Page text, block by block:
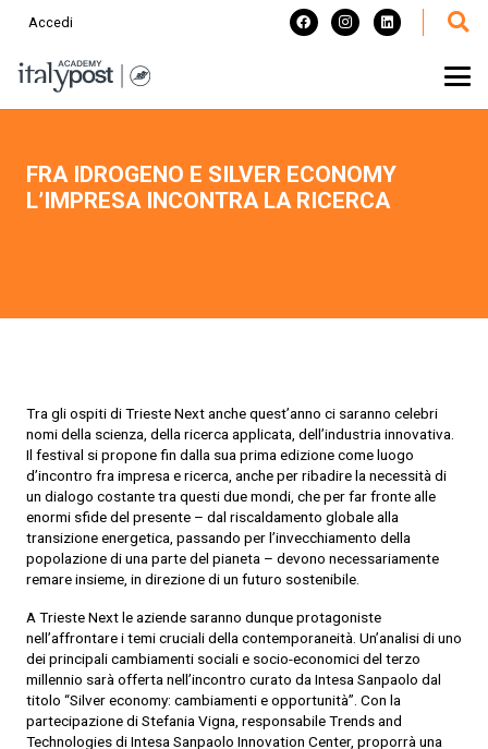
Accedi
FRA IDROGENO E SILVER ECONOMY
L’IMPRESA INCONTRA LA RICERCA
Tra gli ospiti di Trieste Next anche quest’anno ci saranno celebri
nomi della scienza, della ricerca applicata, dell’industria innovativa.
Il festival si propone fin dalla sua prima edizione come luogo
d’incontro fra impresa e ricerca, anche per ribadire la necessità di
un dialogo costante tra questi due mondi, che per far fronte alle
enormi sfide del presente – dal riscaldamento globale alla
transizione energetica, passando per l’invecchiamento della
popolazione di una parte del pianeta – devono necessariamente
remare insieme, in direzione di un futuro sostenibile.
A Trieste Next le aziende saranno dunque protagoniste
nell’affrontare i temi cruciali della contemporaneità. Un’analisi di uno
dei principali cambiamenti sociali e socio-economici del terzo
millennio sarà offerta nell’incontro curato da Intesa Sanpaolo dal
titolo “Silver economy: cambiamenti e opportunità”. Con la
partecipazione di Stefania Vigna, responsabile Trends and
Technologies di Intesa Sanpaolo Innovation Center, proporrà una